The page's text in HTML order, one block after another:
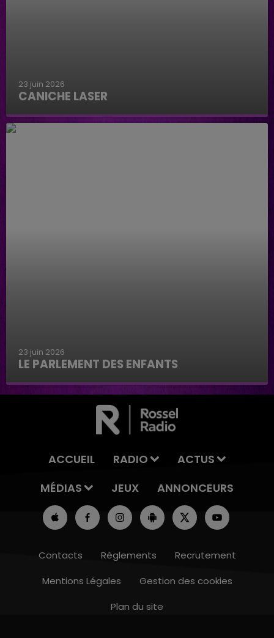
7h00 - 12h00
23 juin 2026
CANICHE LASER
Caniche Laser
23 juin 2026
LE PARLEMENT DES ENFANTS
Le parlement des enfants
ACCUEIL RADIO
ACTUS
MÉDIAS
JEUX ANNONCEURS
Contacts Règlements
Recrutement
Mentions Légales
Gestion des cookies
Plan du site